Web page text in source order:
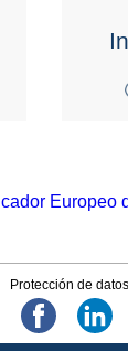
Europeo
Protección de datos